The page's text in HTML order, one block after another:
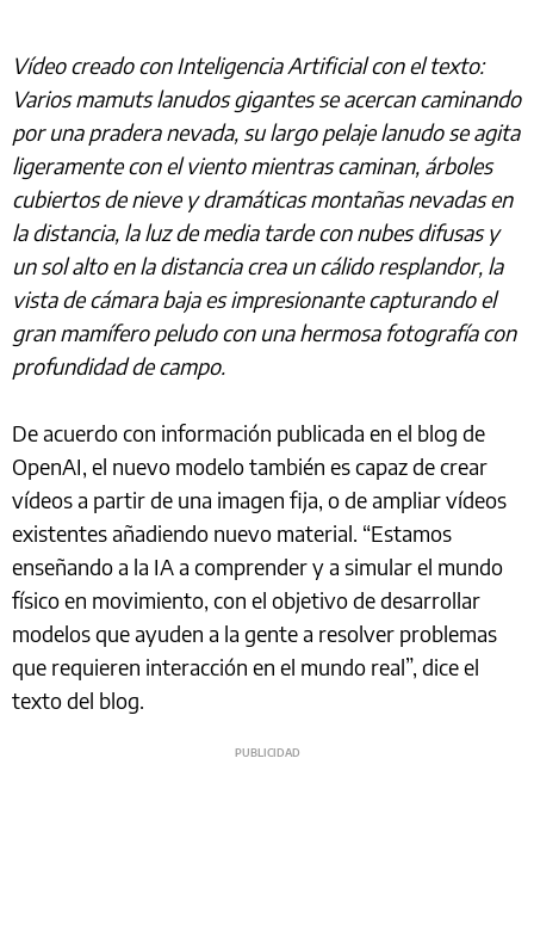
Vídeo creado con Inteligencia Artificial con el texto:
Varios mamuts lanudos gigantes se acercan caminando
por una pradera nevada, su largo pelaje lanudo se agita
ligeramente con el viento mientras caminan, árboles
cubiertos de nieve y dramáticas montañas nevadas en
la distancia, la luz de media tarde con nubes difusas y
un sol alto en la distancia crea un cálido resplandor, la
vista de cámara baja es impresionante capturando el
gran mamífero peludo con una hermosa fotografía con
profundidad de campo.
De acuerdo con información publicada en el blog de
OpenAI, el nuevo modelo también es capaz de crear
vídeos a partir de una imagen fija, o de ampliar vídeos
existentes añadiendo nuevo material. “Estamos
enseñando a la IA a comprender y a simular el mundo
físico en movimiento, con el objetivo de desarrollar
modelos que ayuden a la gente a resolver problemas
que requieren interacción en el mundo real”, dice el
texto del blog.